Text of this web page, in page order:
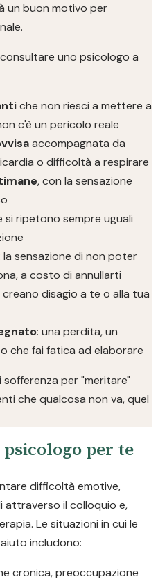
un buon motivo per
uno psicologo a
che non riesci a mettere a
c'è un pericolo reale
accompagnata da
o difficoltà a respirare
, con la sensazione
si ripetono sempre uguali
la sensazione di non poter
a costo di annullarti
creano disagio a te o alla tua
: una perdita, un
che fai fatica ad elaborare
sofferenza per "meritare"
che qualcosa non va, quel
per te
difficoltà emotive,
attraverso il colloquio e,
Le situazioni in cui le
includono:
cronica, preoccupazione